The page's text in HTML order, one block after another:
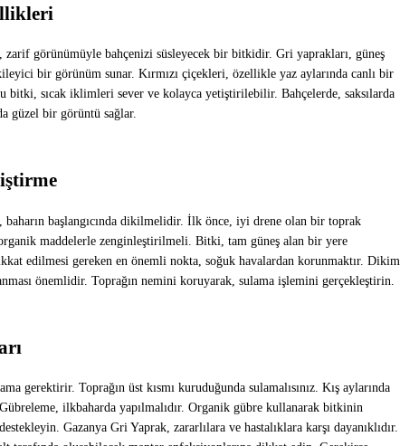
zarif görünümüyle bahçenizi süsleyecek bir bitkidir. Gri yaprakları, güneş
bir görünüm sunar. Kırmızı çiçekleri, özellikle yaz aylarında canlı bir
bitki, sıcak iklimleri sever ve kolayca yetiştirilebilir. Bahçelerde, saksılarda
güzel bir görüntü sağlar.
baharın başlangıcında dikilmelidir. İlk önce, iyi drene olan bir toprak
maddelerle zenginleştirilmeli. Bitki, tam güneş alan bir yere
edilmesi gereken en önemli nokta, soğuk havalardan korunmaktır. Dikim
önemlidir. Toprağın nemini koruyarak, sulama işlemini gerçekleştirin.
gerektirir. Toprağın üst kısmı kuruduğunda sulamalısınız. Kış aylarında
ilkbaharda yapılmalıdır. Organik gübre kullanarak bitkinin
Gazanya Gri Yaprak, zararlılara ve hastalıklara karşı dayanıklıdır.